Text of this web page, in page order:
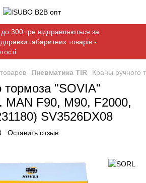
300 грн відправляються за
габаритних товарів -
Пневматика TIR Краны ручного
тормоза "SOVIA"
F90, M90, F2000,
SV3526DX08
Оставить отзыв